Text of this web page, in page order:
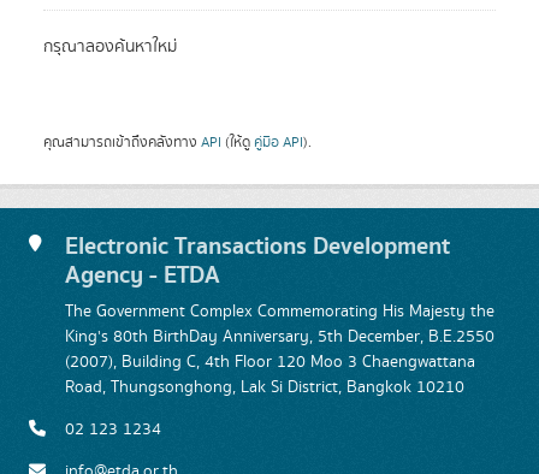
กรุณาลองค้นหาใหม่
คุณสามารถเข้าถึงคลังทาง API (ให้ดู คู่มือ API).
Electronic Transactions Development
Agency - ETDA
The Government Complex Commemorating His Majesty the
King's 80th BirthDay Anniversary, 5th December, B.E.2550
(2007), Building C, 4th Floor 120 Moo 3 Chaengwattana
Road, Thungsonghong, Lak Si District, Bangkok 10210
02 123 1234